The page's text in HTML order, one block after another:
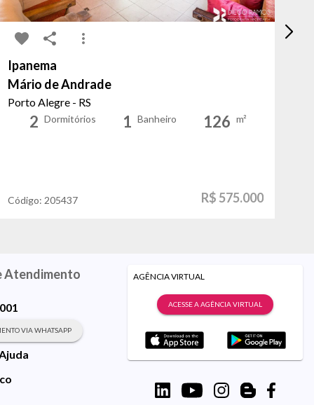
Ipanema
Mário de Andrade
Porto Alegre - RS
2 Dormitórios 1 Banheiro 126 m²
Código: 205437 R$ 575.000
Atendimento
VIA WHATSAPP
AGÊNCIA VIRTUAL
ACESSE A AGÊNCIA VIRTUAL